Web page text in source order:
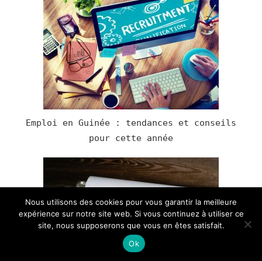
Emploi en Guinée : tendances et conseils
pour cette année
Nous utilisons des cookies pour vous garantir la meilleure
expérience sur notre site web. Si vous continuez à utiliser ce
site, nous supposerons que vous en êtes satisfait.
Ok